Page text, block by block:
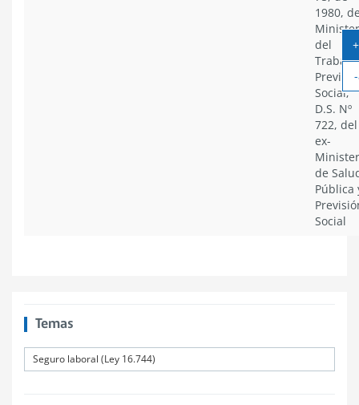
1980,
del
Trabajo
Social;
D.S. Nº
722, del
ex-
de
Pública
Social
Temas
Seguro laboral (Ley 16.744)